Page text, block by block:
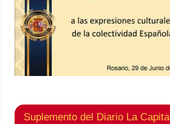
Suplemento del Diario La Capital